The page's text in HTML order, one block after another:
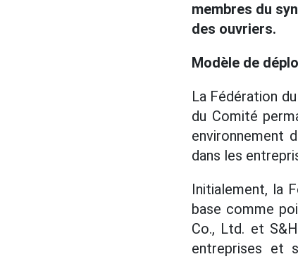
membres du
des ouvriers.
Modèle de
La Fédération
du Comité
environnement
dans les
Initialement, la
base comme
Co., Ltd. et
entreprises et